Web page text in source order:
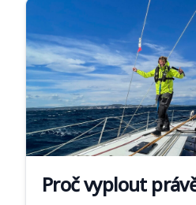
Proč vyplout